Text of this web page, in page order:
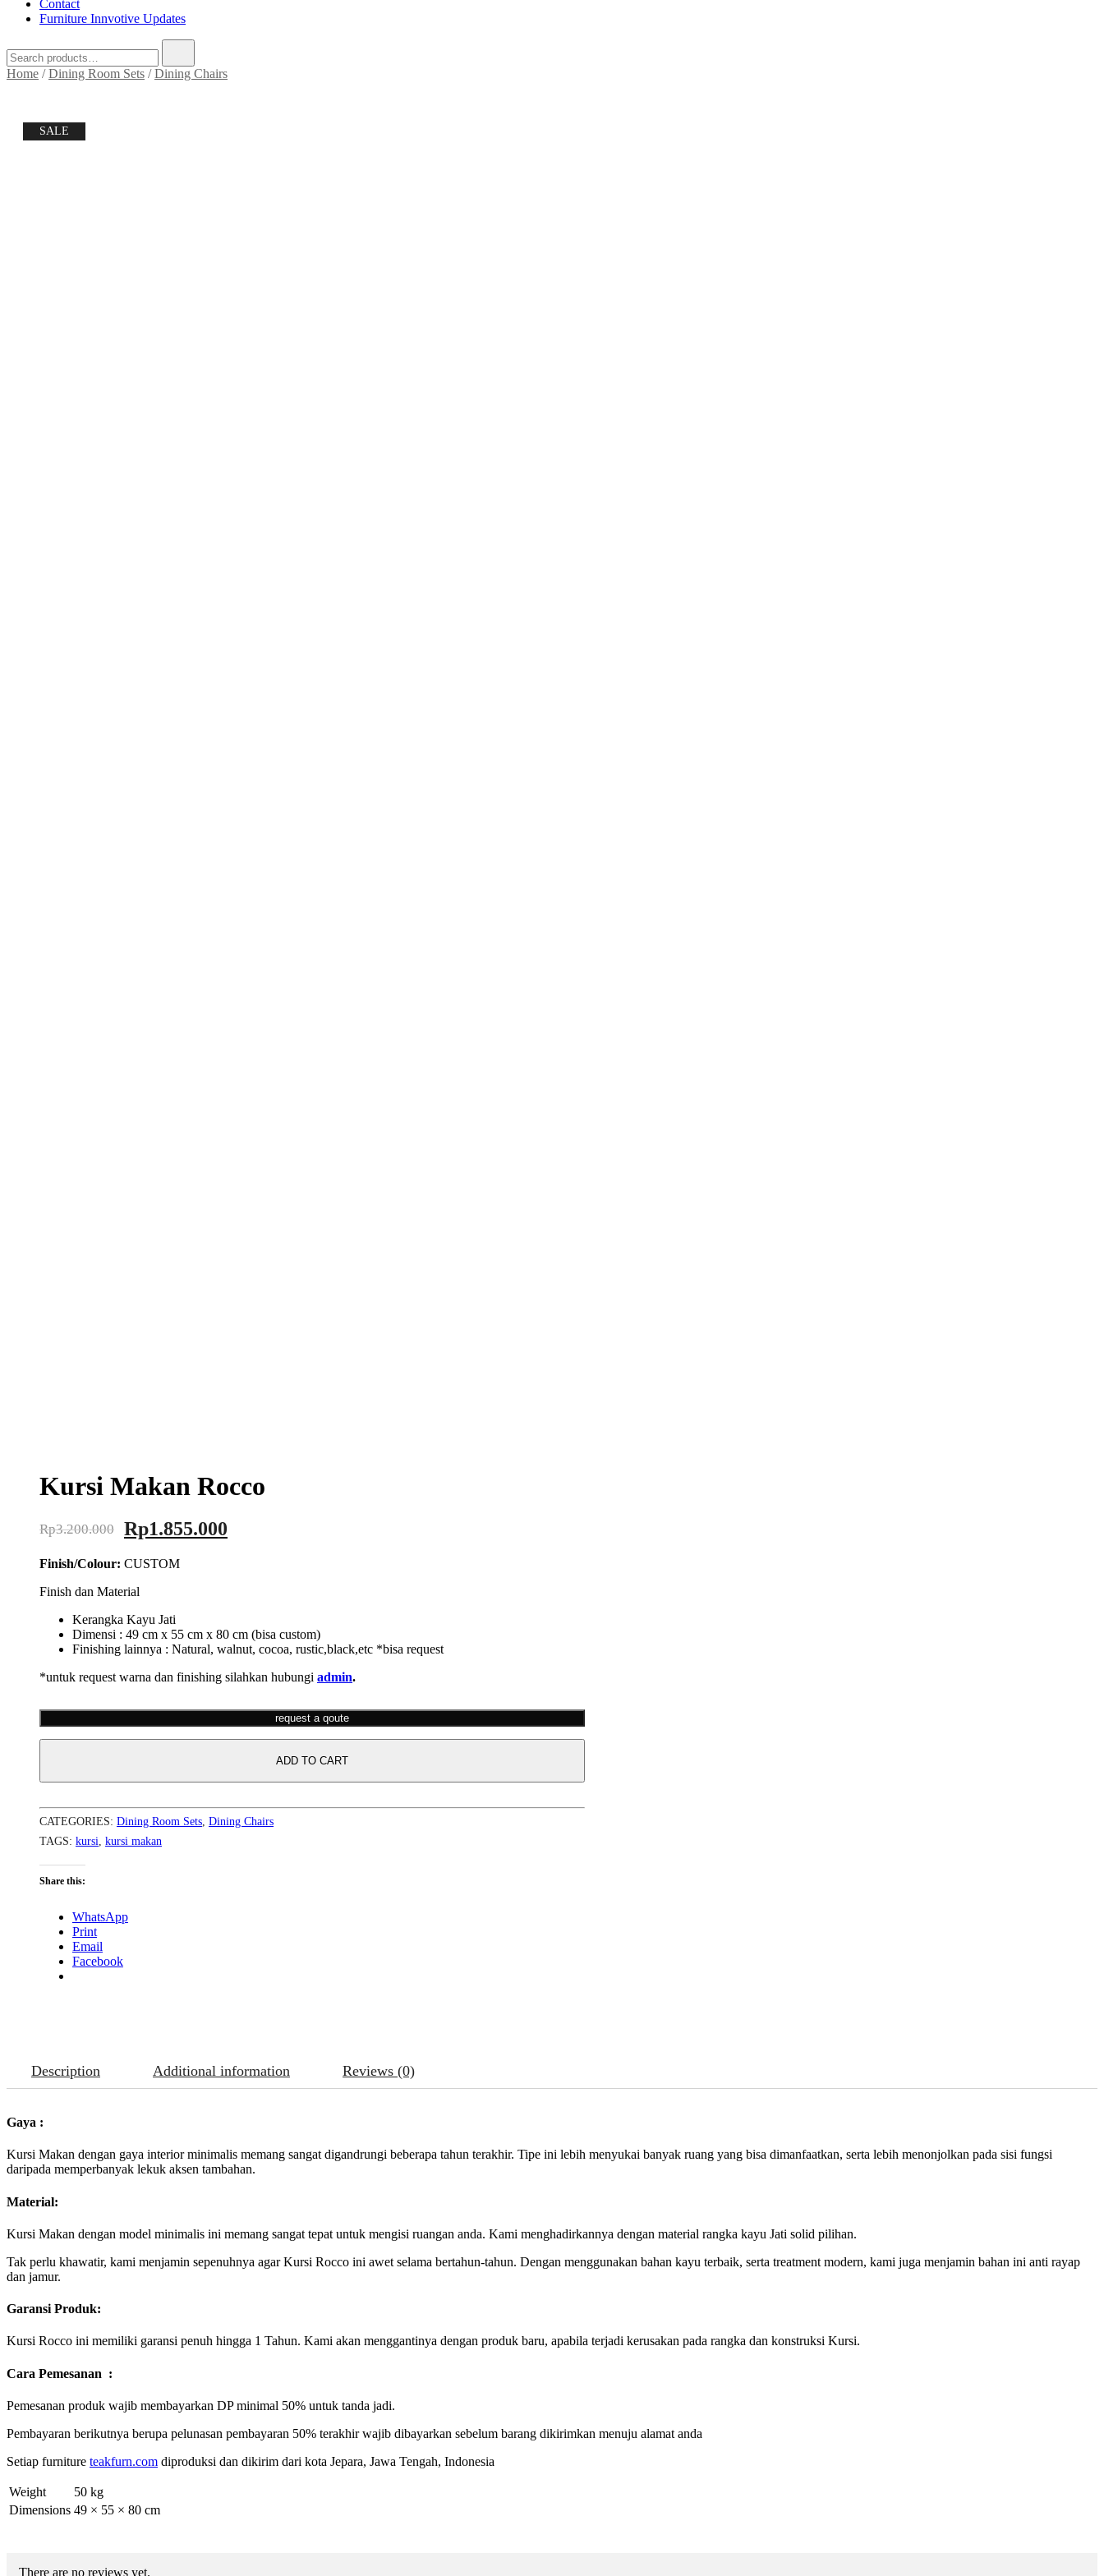
Contact
Furniture Innvotive Updates
for:
Home /Dining Room Sets /Dining Chairs
SALE
Kursi Makan Rocco
Rp3.200.000
Original
was:
Rp3.200.000.
Rp1.855.000
Finish/Colour: CUSTOM
Finish dan Material
Kerangka Kayu Jati
Dimensi : 49 cm x 55 cm x 80 cm (bisa custom)
Finishing lainnya : Natural, walnut, cocoa, rustic,black,etc *bisa request
*untuk request warna dan finishing silahkan hubungi admin.
request a qoute
ADD TO CART
CATEGORIES: Dining Room Sets, Dining Chairs
TAGS: kursi, kursi makan
Share this:
WhatsApp
Print
Email
Facebook
Description Additional information Reviews (0)
Gaya :
Kursi Makan dengan gaya interior minimalis memang sangat digandrungi beberapa tahun terakhir. Tipe ini lebih menyukai banyak ruang yang bisa dimanfaatkan, serta lebih menonjolkan pada sisi fungsi
daripada memperbanyak lekuk aksen tambahan.
Material:
Kursi Makan dengan model minimalis ini memang sangat tepat untuk mengisi ruangan anda. Kami menghadirkannya dengan material rangka kayu Jati solid pilihan.
Tak perlu khawatir, kami menjamin sepenuhnya agar Kursi Rocco ini awet selama bertahun-tahun. Dengan menggunakan bahan kayu terbaik, serta treatment modern, kami juga menjamin bahan ini anti rayap
dan jamur.
Garansi Produk:
Kursi Rocco ini memiliki garansi penuh hingga 1 Tahun. Kami akan menggantinya dengan produk baru, apabila terjadi kerusakan pada rangka dan konstruksi Kursi.
Cara Pemesanan :
Pemesanan produk wajib membayarkan DP minimal 50% untuk tanda jadi.
Pembayaran berikutnya berupa pelunasan pembayaran 50% terakhir wajib dibayarkan sebelum barang dikirimkan menuju alamat anda
Setiap furniture teakfurn.com diproduksi dan dikirim dari kota Jepara, Jawa Tengah, Indonesia
Weight
50 kg
Dimensions 49 × 55 × 80 cm
There are no reviews yet.